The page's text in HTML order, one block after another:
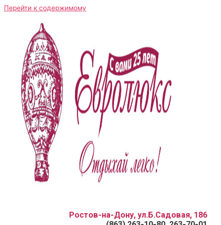
Перейти к содержимому
Ростов-на-Дону, ул.Б.Садовая, 186